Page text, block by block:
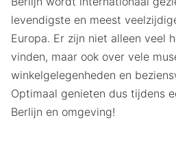
levendigste en meest
Europa. Er zijn niet alleen veel
vinden, maar ook over vele
winkelgelegenheden en
Optimaal genieten dus tijdens
Berlijn en omgeving!